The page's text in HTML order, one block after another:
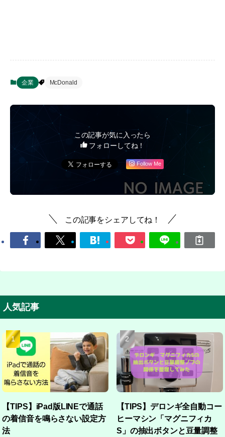
企業 McDonald
この記事が気に入ったら
フォローしてね！
Follow Me
この記事をシェアしてね！
人気記事
【TIPS】iPad版LINEで通話
の着信音を鳴らさない設定方
法
【TIPS】デロンギ全自動コー
ヒーマシン「マグニフィカ
S」の抽出ボタンと豆量調整